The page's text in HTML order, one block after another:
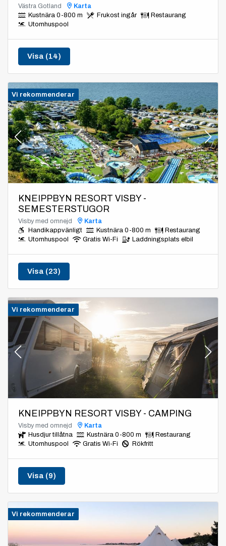
Västra Gotland
Karta
Kustnära 0-800 m
Frukost ingår
Restaurang
Utomhuspool
Visa (14)
Vi rekommenderar
KNEIPPBYN RESORT VISBY -
SEMESTERSTUGOR
Visby med omnejd
Karta
Handikappvänligt
Kustnära 0-800 m
Restaurang
Utomhuspool
Gratis Wi-Fi Laddningsplats elbil
Visa (23)
Vi rekommenderar
KNEIPPBYN RESORT VISBY - CAMPING
Visby med omnejd
Karta
Husdjur tillåtna
Kustnära 0-800 m
Restaurang
Utomhuspool
Gratis Wi-Fi Rökfritt
Visa (9)
Vi rekommenderar